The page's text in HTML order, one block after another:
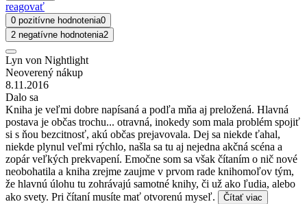
reagovať
0 pozitívne hodnotenia0
2 negatívne hodnotenia2
Lyn von Nightlight
Neoverený nákup
8.11.2016
Dalo sa
Kniha je veľmi dobre napísaná a podľa mňa aj preložená. Hlavná
postava je občas trochu... otravná, inokedy som mala problém spojiť
si s ňou bezcitnosť, akú občas prejavovala. Dej sa niekde ťahal,
niekde plynul veľmi rýchlo, našla sa tu aj nejedna akčná scéna a
zopár veľkých prekvapení. Emočne som sa však čítaním o nič nové
neobohatila a kniha zrejme zaujme v prvom rade knihomoľov tým,
že hlavnú úlohu tu zohrávajú samotné knihy, či už ako ľudia, alebo
ako svety. Pri čítaní musíte mať otvorenú myseľ.
Čítať viac